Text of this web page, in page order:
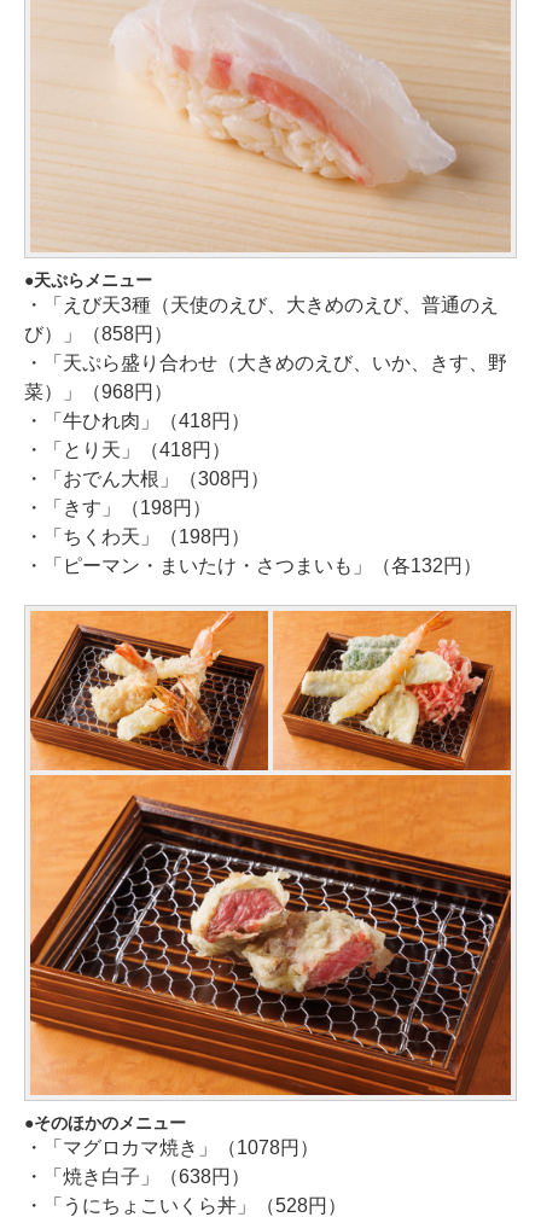
天ぷらメニュー
・「えび天3種（天使のえび、大きめのえび、普通のえ
び）」（858円）
・「天ぷら盛り合わせ（大きめのえび、いか、きす、野
菜）」（968円）
・「牛ひれ肉」（418円）
・「とり天」（418円）
・「おでん大根」（308円）
・「きす」（198円）
・「ちくわ天」（198円）
・「ピーマン・まいたけ・さつまいも」（各132円）
そのほかのメニュー
・「マグロカマ焼き」（1078円）
・「焼き白子」（638円）
・「うにちょこいくら丼」（528円）